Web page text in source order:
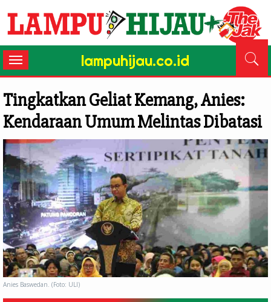
lampuhijau.co.id
Toggle
navigation
Tingkatkan Geliat Kemang, Anies:
Kendaraan Umum Melintas Dibatasi
Anies Baswedan. (Foto: ULI)